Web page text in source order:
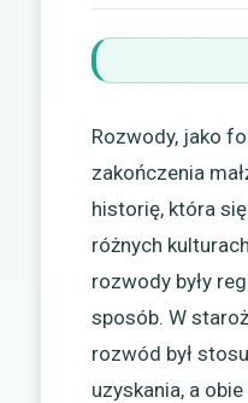
Rozwody, jako
zakończenia
historię, która
różnych
rozwody były
sposób. W
rozwód był
uzyskania, a